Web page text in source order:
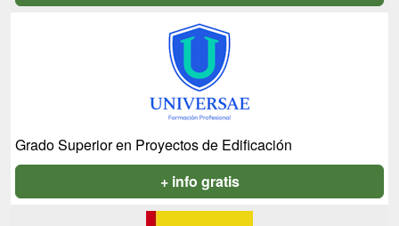
Grado Superior en Proyectos de Edificación
+ info gratis